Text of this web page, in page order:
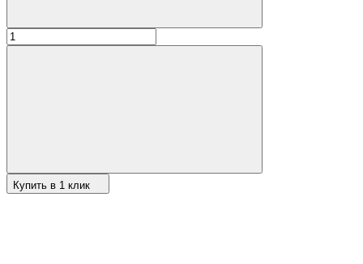
Купить в 1 клик